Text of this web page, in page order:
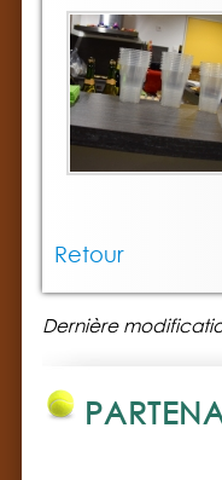
Retour
Dernière